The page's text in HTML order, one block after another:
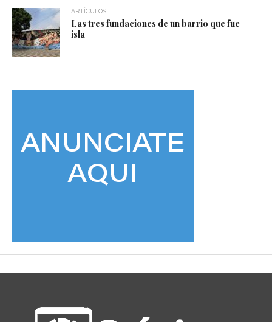
ARTÍCULOS
Las tres fundaciones de un barrio que fue
isla